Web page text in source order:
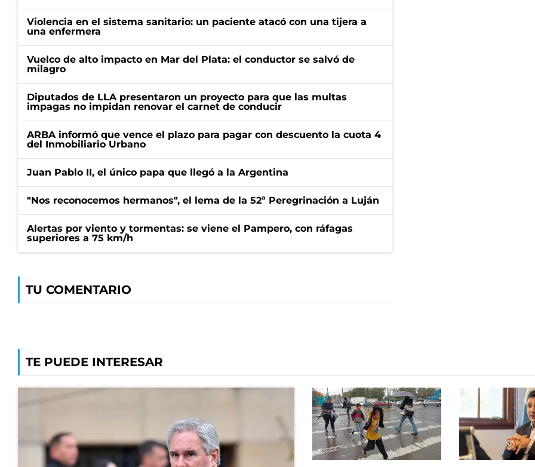
Violencia en el sistema sanitario: un paciente atacó con una tijera a
una enfermera
Vuelco de alto impacto en Mar del Plata: el conductor se salvó de
milagro
Diputados de LLA presentaron un proyecto para que las multas
impagas no impidan renovar el carnet de conducir
ARBA informó que vence el plazo para pagar con descuento la cuota 4
del Inmobiliario Urbano
Juan Pablo II, el único papa que llegó a la Argentina
"Nos reconocemos hermanos", el lema de la 52ª Peregrinación a Luján
Alertas por viento y tormentas: se viene el Pampero, con ráfagas
superiores a 75 km/h
TU COMENTARIO
TE PUEDE INTERESAR